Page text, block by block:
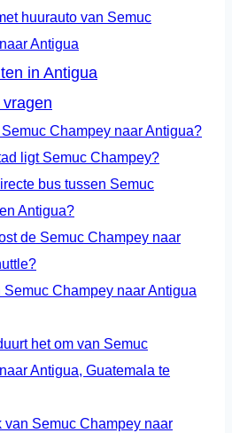
huurauto van Semuc
Antigua
in Antigua
Champey naar Antigua?
ligt Semuc Champey?
bus tussen Semuc
Antigua?
de Semuc Champey naar
Semuc Champey naar Antigua
het om van Semuc
Antigua, Guatemala te
van Semuc Champey naar